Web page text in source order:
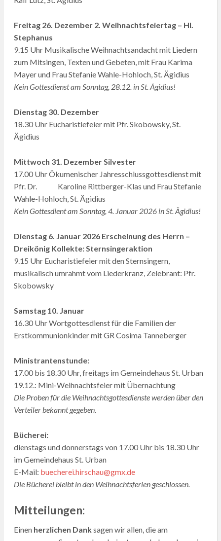
Freitag 26. Dezember 2. Weihnachtsfeiertag – Hl.
Stephanus
9.15 Uhr Musikalische Weihnachtsandacht mit Liedern
zum Mitsingen, Texten und Gebeten, mit Frau Karima
Mayer und Frau Stefanie Wahle-Hohloch, St. Ägidius
Kein Gottesdienst am Sonntag, 28.12. in St. Ägidius!
Dienstag 30. Dezember
18.30 Uhr Eucharistiefeier mit Pfr. Skobowsky, St.
Ägidius
Mittwoch 31. Dezember Silvester
17.00 Uhr Ökumenischer Jahresschlussgottesdienst mit
Pfr. Dr. Karoline Rittberger-Klas und Frau Stefanie
Wahle-Hohloch, St. Ägidius
Kein Gottesdient am Sonntag, 4. Januar 2026 in St. Ägidius!
Dienstag 6. Januar 2026 Erscheinung des Herrn –
Dreikönig Kollekte: Sternsingeraktion
9.15 Uhr Eucharistiefeier mit den Sternsingern,
musikalisch umrahmt vom Liederkranz, Zelebrant: Pfr.
Skobowsky
Samstag 10. Januar
16.30 Uhr Wortgottesdienst für die Familien der
Erstkommunionkinder mit GR Cosima Tanneberger
Ministrantenstunde:
17.00 bis 18.30 Uhr, freitags im Gemeindehaus St. Urban
19.12.: Mini-Weihnachtsfeier mit Übernachtung
Die Proben für die Weihnachtsgottesdienste werden über den
Verteiler bekannt gegeben.
Bücherei:
dienstags und donnerstags von 17.00 Uhr bis 18.30 Uhr
im Gemeindehaus St. Urban
E-Mail: buecherei.hirschau@gmx.de
Die Bücherei bleibt in den Weihnachtsferien geschlossen.
Mitteilungen:
Einen herzlichen Danksagen wir allen, die am